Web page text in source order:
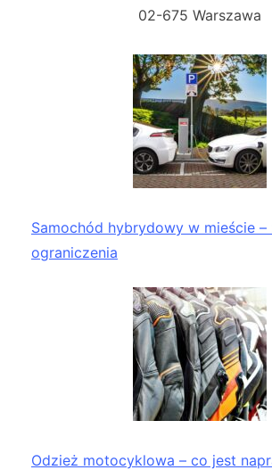
02-675 Warszawa
Samochód hybrydowy w mieście –
ograniczenia
Odzież motocyklowa – co jest